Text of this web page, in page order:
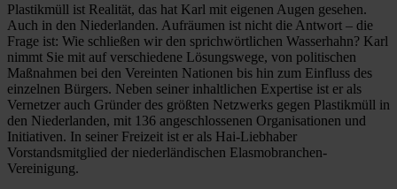
Plastikmüll ist Realität, das hat Karl mit eigenen Augen gesehen.
Auch in den Niederlanden. Aufräumen ist nicht die Antwort – die
Frage ist: Wie schließen wir den sprichwörtlichen Wasserhahn? Karl
nimmt Sie mit auf verschiedene Lösungswege, von politischen
Maßnahmen bei den Vereinten Nationen bis hin zum Einfluss des
einzelnen Bürgers. Neben seiner inhaltlichen Expertise ist er als
Vernetzer auch Gründer des größten Netzwerks gegen Plastikmüll in
den Niederlanden, mit 136 angeschlossenen Organisationen und
Initiativen. In seiner Freizeit ist er als Hai-Liebhaber
Vorstandsmitglied der niederländischen Elasmobranchen-
Vereinigung.